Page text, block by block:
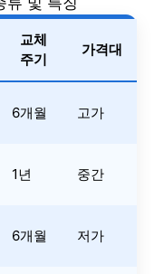
교체
주기
가격대
6개월 고가
1년 중간
6개월 저가